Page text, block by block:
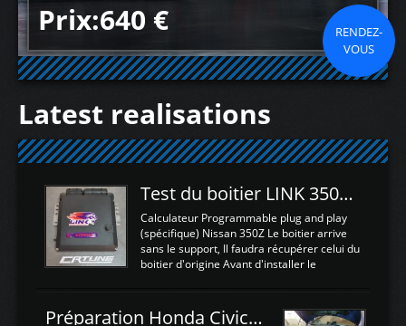
Prix:640 €
RENDEZ-
VOUS
Latest realisations
Test du boitier LINK 350Z Plugin ECU
Calculateur Programmable plug and play
(spécifique) Nissan 350Z Le boitier arrive
sans le support, Il faudra récupérer celui du
boitier d'origine Avant d'installer le
d'envoyer l'information de la large bande
Préparation Honda Civic Type R FK2